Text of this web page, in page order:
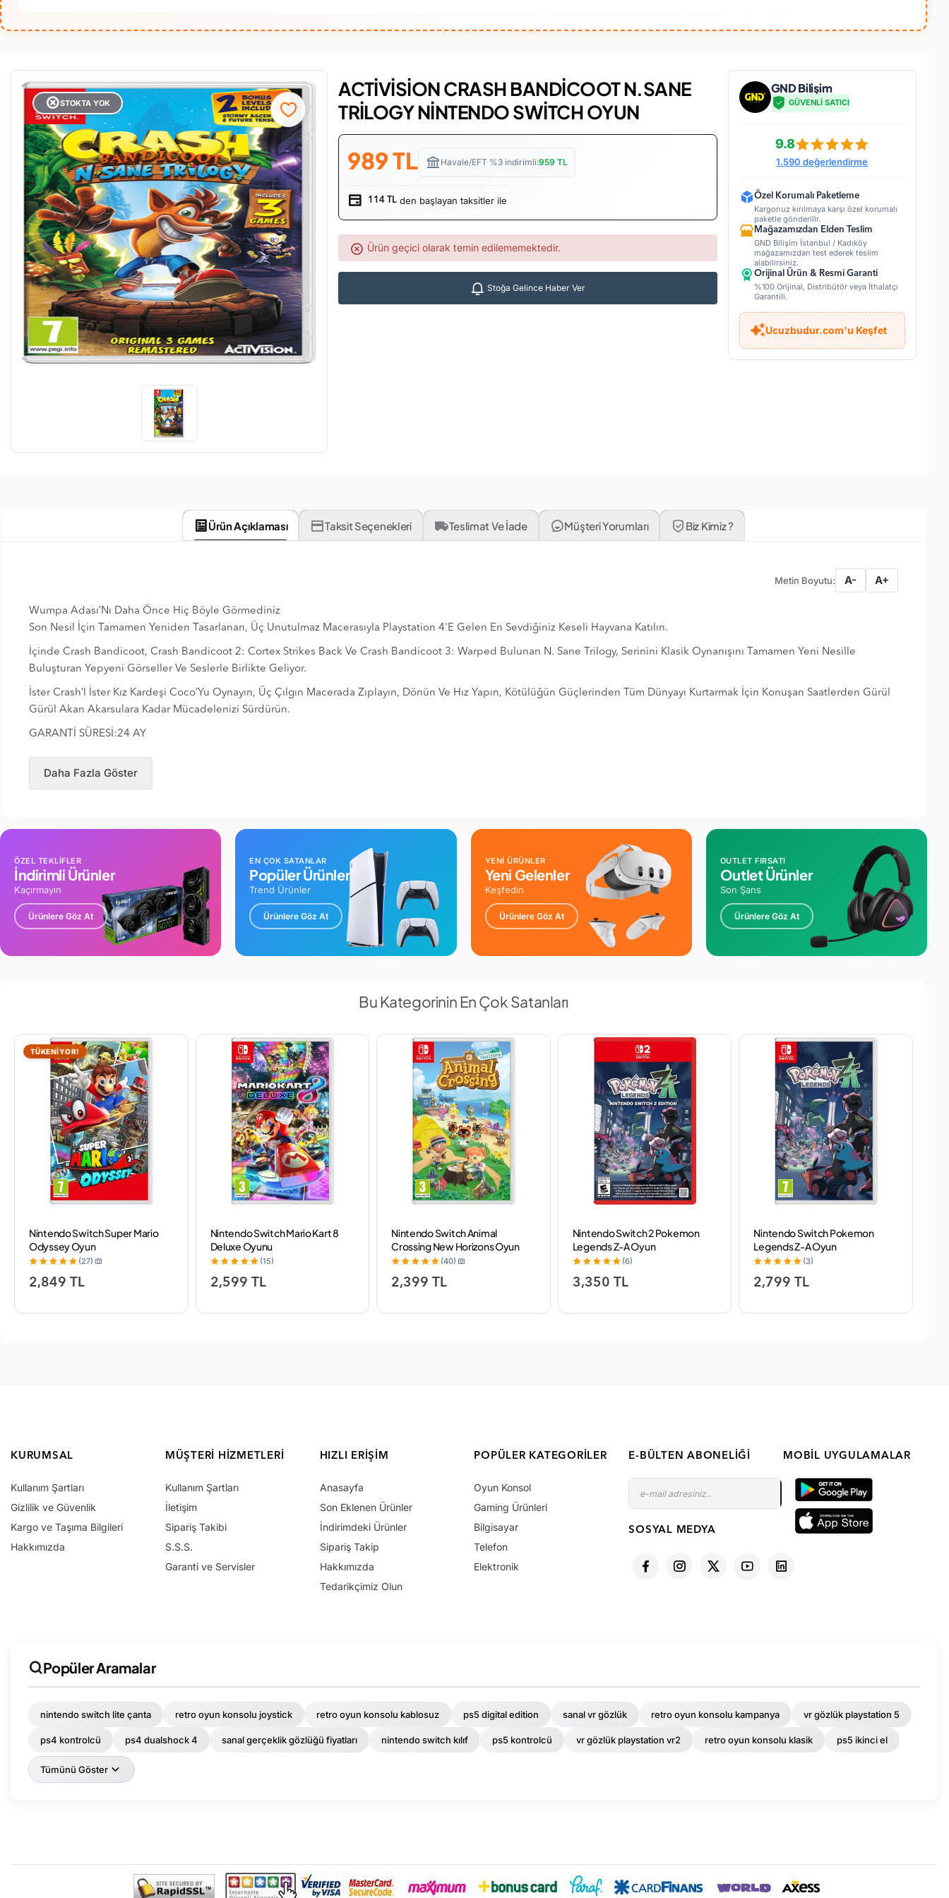
STOKTA YOK
ACTİVİSİON CRASH BANDİCOOT N.SANE
TRİLOGY NİNTENDO SWİTCH OYUN
989TL Havale/EFT %3 indirimli:959 TL
114 TL den başlayan taksitler ile
Ürün geçici olarak temin edilememektedir.
Stoğa Gelince Haber Ver
GND Bilişim
GÜVENLİ SATICI
9.8
1.590 değerlendirme
Özel Korumalı Paketleme
Kargonuz kırılmaya karşı özel korumalı
paketle gönderilir.
Mağazamızdan Elden Teslim
GND Bilişim İstanbul / Kadıköy
mağazamızdan test ederek teslim
alabilirsiniz.
Orijinal Ürün & Resmi Garanti
%100 Orijinal, Distribütör veya İthalatçı
Garantili.
Ucuzbudur.com'u Keşfet
Ürün Açıklaması Taksit Seçenekleri Teslimat Ve İade Müşteri Yorumları Biz Kimiz ?
Metin Boyutu: A- A+
Wumpa Adası’Nı Daha Önce Hiç Böyle Görmediniz
Son Nesil İçin Tamamen Yeniden Tasarlanan, Üç Unutulmaz Macerasıyla Playstation 4'E Gelen En Sevdiğiniz Keseli Hayvana Katılın.
İçinde Crash Bandicoot, Crash Bandicoot 2: Cortex Strikes Back Ve Crash Bandicoot 3: Warped Bulunan N. Sane Trilogy, Serinini Klasik Oynanışını Tamamen Yeni Nesille
Buluşturan Yepyeni Görseller Ve Seslerle Birlikte Geliyor.
İster Crash’I İster Kız Kardeşi Coco’Yu Oynayın, Üç Çılgın Macerada Zıplayın, Dönün Ve Hız Yapın, Kötülüğün Güçlerinden Tüm Dünyayı Kurtarmak İçin Konuşan Saatlerden Gürül
Gürül Akan Akarsulara Kadar Mücadelenizi Sürdürün.
GARANTİ SÜRESİ:24 AY
Daha Fazla Göster
ÖZEL TEKLİFLER
İndirimli Ürünler
Kaçırmayın
Ürünlere Göz At
EN ÇOK SATANLAR
Popüler Ürünler
Trend Ürünler
Ürünlere Göz At
YENİ ÜRÜNLER
Yeni Gelenler
Keşfedin
Ürünlere Göz At
OUTLET FIRSATI
Outlet Ürünler
Son Şans
Ürünlere Göz At
Bu Kategorinin En Çok Satanları
TÜKENİYOR!
Nintendo Switch Super Mario
Odyssey Oyun
(27)
2,849 TL
Nintendo Switch Mario Kart 8
Deluxe Oyunu
(15)
2,599 TL
Nintendo Switch Animal
Crossing New Horizons Oyun
(40)
2,399 TL
Nintendo Switch 2 Pokemon
Legends Z-A Oyun
(6)
3,350 TL
Nintendo Switch Pokemon
Legends Z-A Oyun
(3)
2,799 TL
KURUMSAL
Kullanım Şartları
Gizlilik ve Güvenlik
Kargo ve Taşıma Bilgileri
Hakkımızda
MÜŞTERI HIZMETLERI
Kullanım Şartları
İletişim
Sipariş Takibi
S.S.S.
Garanti ve Servisler
HIZLI ERIŞIM
Anasayfa
Son Eklenen Ürünler
İndirimdeki Ürünler
Sipariş Takip
Hakkımızda
Tedarikçimiz Olun
POPÜLER KATEGORILER
Oyun Konsol
Gaming Ürünleri
Bilgisayar
Telefon
Elektronik
E-BÜLTEN ABONELIĞI
SOSYAL MEDYA
MOBIL UYGULAMALAR
Popüler Aramalar
nintendo switch lite çanta retro oyun konsolu joystick retro oyun konsolu kablosuz ps5 digital edition sanal vr gözlük retro oyun konsolu kampanya vr gözlük playstation 5
ps4 kontrolcü ps4 dualshock 4 sanal gerçeklik gözlüğü fiyatları nintendo switch kılıf ps5 kontrolcü vr gözlük playstation vr2 retro oyun konsolu klasik ps5 ikinci el
Tümünü Göster